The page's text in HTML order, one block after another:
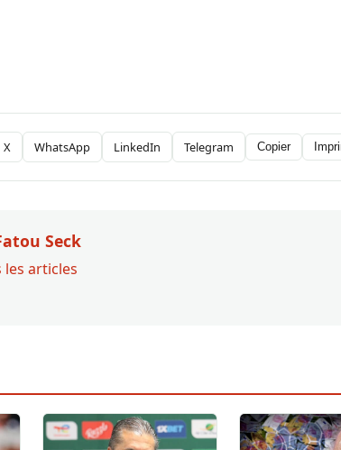
X WhatsApp LinkedIn Telegram Copier
Seck
articles